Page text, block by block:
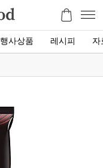
행사상품 레시피 자